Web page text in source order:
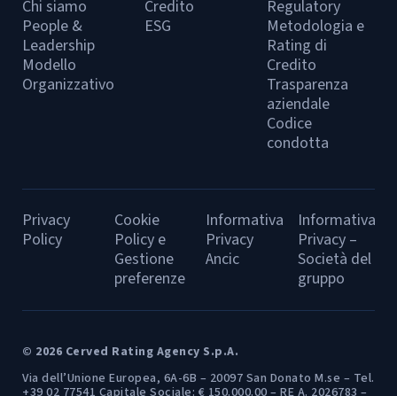
Chi siamo
People &
Leadership
Modello
Organizzativo
Credito
ESG
Regulatory
Metodologia e
Rating di
Credito
Trasparenza
aziendale
Codice
condotta
Privacy
Policy
Cookie
Policy e
Gestione
preferenze
Informativa
Privacy
Ancic
Informativa
Privacy –
Società del
gruppo
© 2026 Cerved Rating Agency S.p.A.
Via dell’Unione Europea, 6A-6B – 20097 San Donato M.se – Tel.
+39 02 77541 Capitale Sociale: € 150.000.00 – RE A. 2026783 –